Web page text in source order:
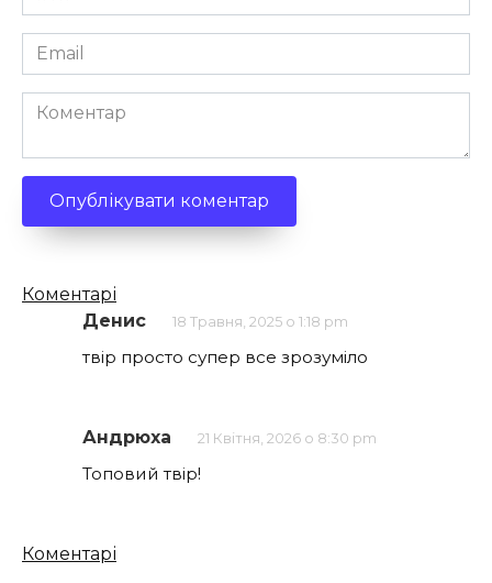
*
Email
*
Коментар
Кількість
коментарів
Коментарі
Денис
18 Травня, 2025 о 1:18 pm
твір просто супер все зрозуміло
Андрюха 21 Квітня, 2026 о 8:30 pm
Топовий твір!
Кількість
Коментарі